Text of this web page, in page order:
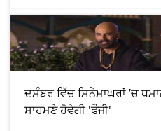
ਦਸੰਬਰ ਵਿੱਚ ਸਿਨੇਮਾਘਰਾਂ ’ਚ
ਸਾਹਮਣੇ ਹੋਵੇਗੀ 'ਫੌਜੀ'